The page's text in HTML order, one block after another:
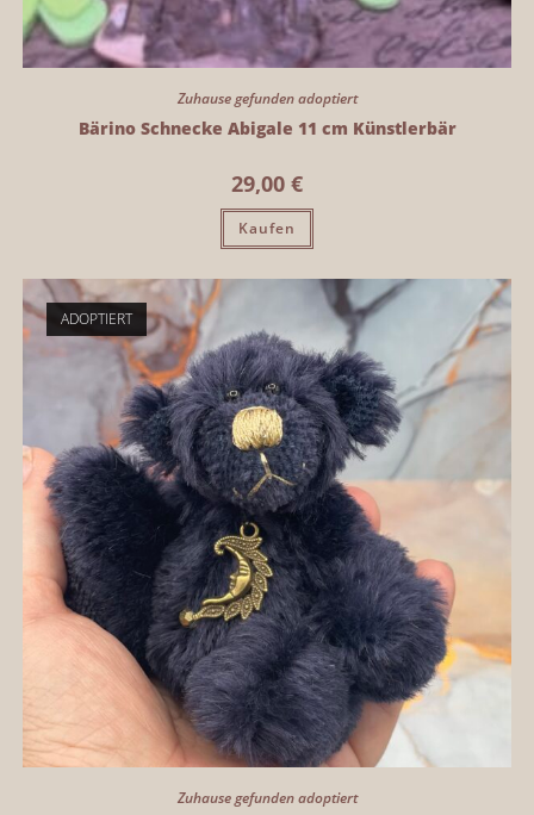
Zuhause gefunden adoptiert
Bärino Schnecke Abigale 11 cm Künstlerbär
29,00 €
Kaufen
ADOPTIERT
Zuhause gefunden adoptiert